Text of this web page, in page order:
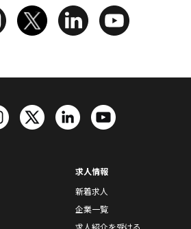
求人情報
新着求人
企業一覧